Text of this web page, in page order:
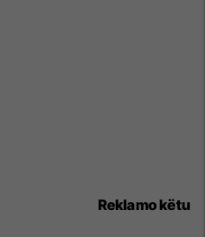
Reklamo këtu